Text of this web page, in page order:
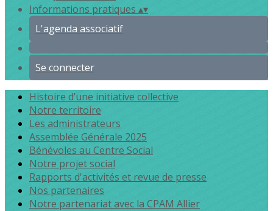
Informations pratiques ▴▾
L'agenda associatif
Se connecter
Histoire d’une initiative collective
Notre territoire
Les administrateurs
Assemblée Générale 2025
Bénévoles au Centre Social
Notre projet social
Rapports d'activités et revue de presse
Nos partenaires
Notre partenariat avec la CPAM Allier